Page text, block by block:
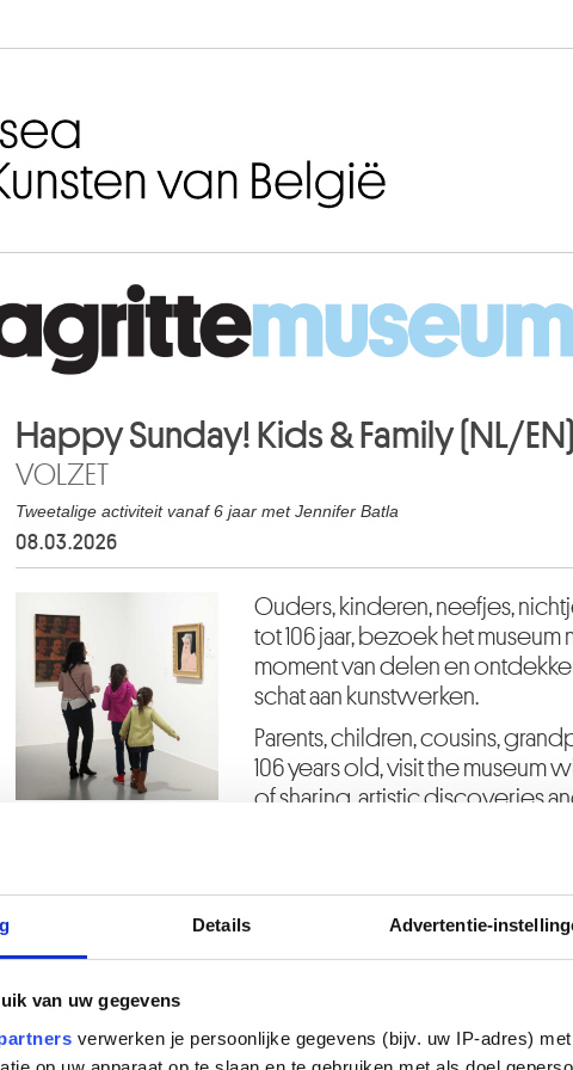
Details Advertentie-
van uw gegevens
verwerken je persoonlijke gegevens (bijv. uw IP-adres)
Happy Sunday! Kids & Family (NL/EN)
VOLZET
Tweetalige activiteit vanaf 6 jaar met Jennifer Batla
08.03.2026
Ouders, kinderen, neefjes,
tot 106 jaar, bezoek het museum
moment van delen en
schat aan kunstwerken.
Parents, children, cousins,
106 years old, visit the museum
of sharing, artistic discoveries
Kijken zoals René
12.10 2025 Mythen in het Museum
14.12 2025 Moderne en